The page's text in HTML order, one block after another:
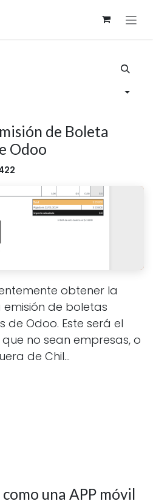
de Boleta
Odoo
obtener la
de boletas
Odoo. Este será el
no sean empresas, o
de Chil...
una APP móvil